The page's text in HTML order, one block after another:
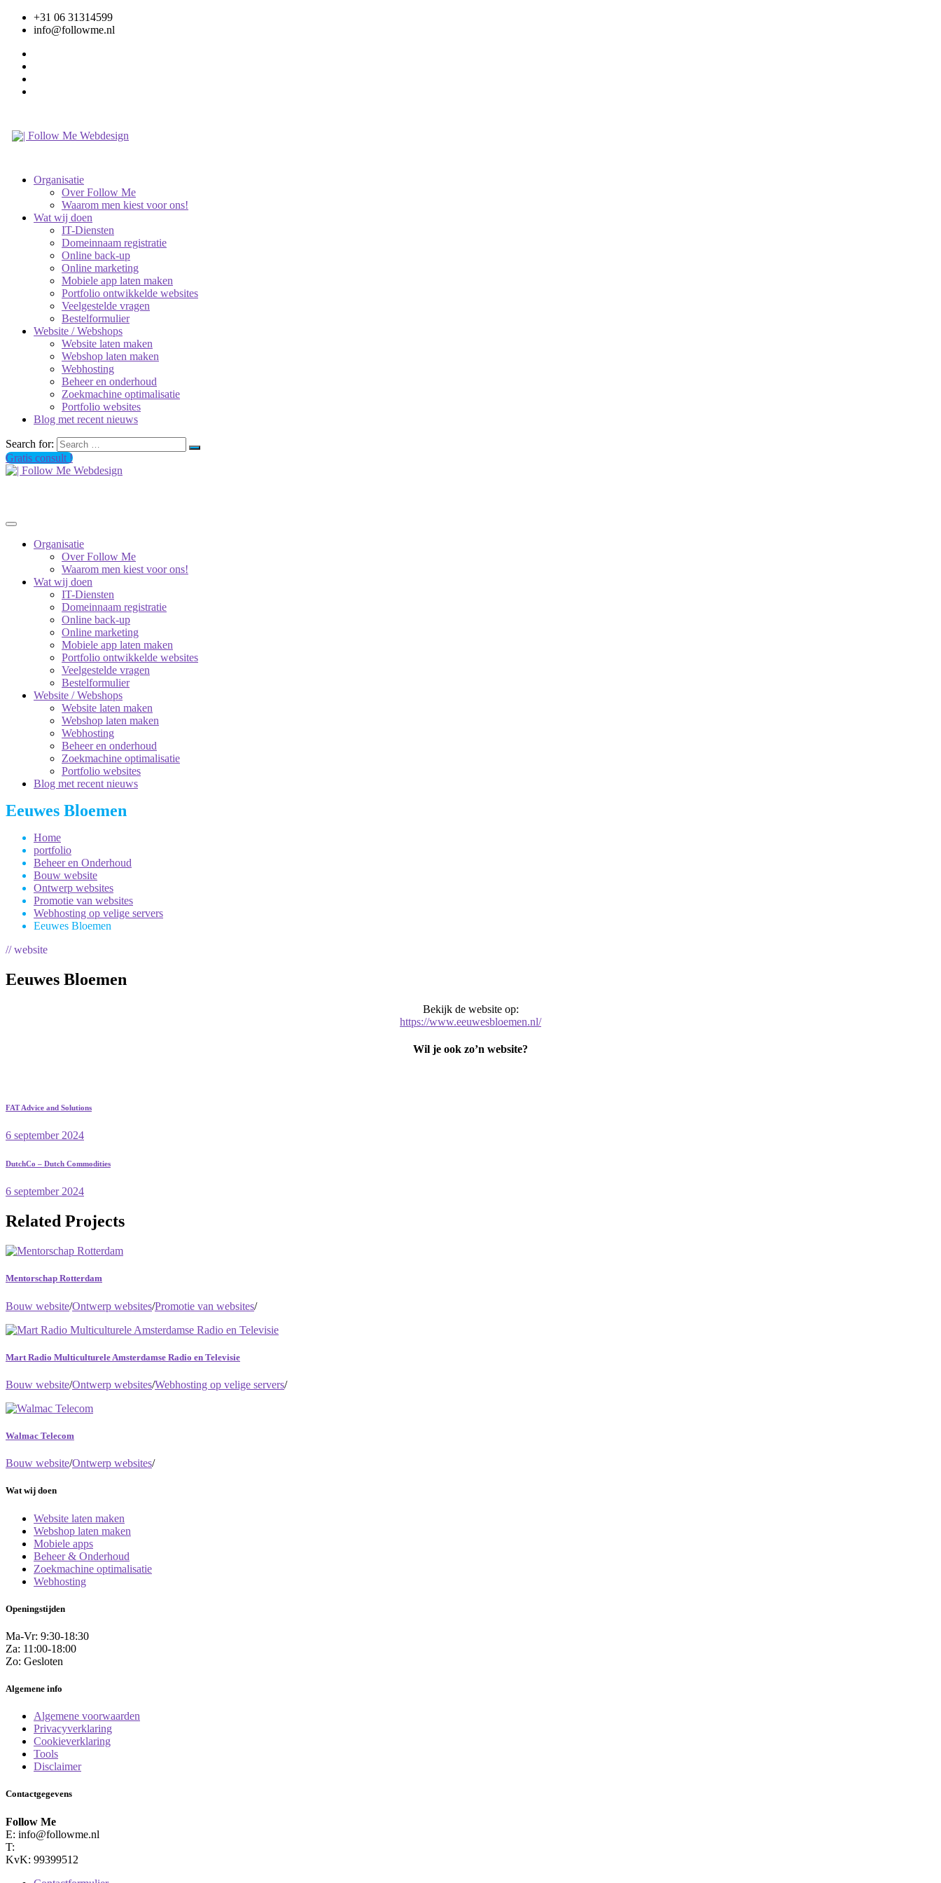
+31 06 31314599
info@followme.nl
Organisatie
Over Follow Me
Waarom men kiest voor ons!
Wat wij doen
IT-Diensten
Domeinnaam registratie
Online back-up
Online marketing
Mobiele app laten maken
Portfolio ontwikkelde websites
Veelgestelde vragen
Bestelformulier
Website / Webshops
Website laten maken
Webshop laten maken
Webhosting
Beheer en onderhoud
Zoekmachine optimalisatie
Portfolio websites
Blog met recent nieuws
Search for:
Gratis consult !
Organisatie
Over Follow Me
Waarom men kiest voor ons!
Wat wij doen
IT-Diensten
Domeinnaam registratie
Online back-up
Online marketing
Mobiele app laten maken
Portfolio ontwikkelde websites
Veelgestelde vragen
Bestelformulier
Website / Webshops
Website laten maken
Webshop laten maken
Webhosting
Beheer en onderhoud
Zoekmachine optimalisatie
Portfolio websites
Blog met recent nieuws
Eeuwes Bloemen
Home
portfolio
Beheer en Onderhoud
Bouw website
Ontwerp websites
Promotie van websites
Webhosting op velige servers
Eeuwes Bloemen
// website
Eeuwes Bloemen
Bekijk de website op:
https://www.eeuwesbloemen.nl/
Wil je ook zo’n website?
FAT Advice and Solutions
6 september 2024
DutchCo – Dutch Commodities
6 september 2024
Related Projects
Mentorschap Rotterdam
Bouw website/Ontwerp websites/Promotie van websites/
Mart Radio Multiculturele Amsterdamse Radio en Televisie
Bouw website/Ontwerp websites/Webhosting op velige servers/
Walmac Telecom
Bouw website/Ontwerp websites/
Wat wij doen
Website laten maken
Webshop laten maken
Mobiele apps
Beheer & Onderhoud
Zoekmachine optimalisatie
Webhosting
Openingstijden
Ma-Vr: 9:30-18:30
Za: 11:00-18:00
Zo: Gesloten
Algemene info
Algemene voorwaarden
Privacyverklaring
Cookieverklaring
Tools
Disclaimer
Contactgegevens
Follow Me
E: info@followme.nl
T:
KvK: 99399512